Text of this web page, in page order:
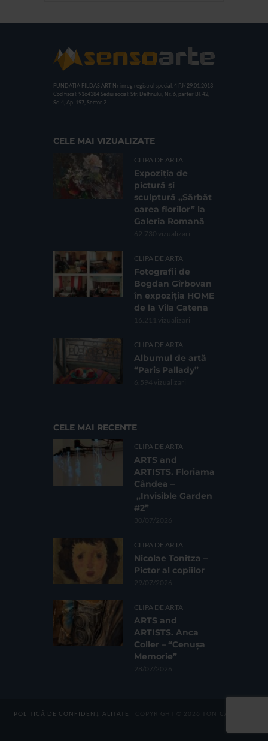
FUNDATIA FILDAS ART Nr inreg registrul special: 4 PJ/ 29.01.2013
Cod fiscal: 9164384 Sediu social: Str. Delfinului, Nr. 6, parter Bl. 42,
Sc. 4, Ap. 197, Sector 2
CELE MAI VIZUALIZATE
CLIPA DE ARTA
Expoziția de
pictură și
sculptură „Sărbăt
oarea florilor” la
Galeria Romană
62.730 vizualizari
CLIPA DE ARTA
Fotografii de
Bogdan Gîrbovan
în expoziția HOME
de la Vila Catena
16.211 vizualizari
CLIPA DE ARTA
Albumul de artă
“Paris Pallady”
6.594 vizualizari
CELE MAI RECENTE
CLIPA DE ARTA
ARTS and
ARTISTS. Floriama
Cândea –
„Invisible Garden
#2”
30/07/2026
CLIPA DE ARTA
Nicolae Tonitza –
Pictor al copiilor
29/07/2026
CLIPA DE ARTA
ARTS and
ARTISTS. Anca
Coller – “Cenușa
Memorie”
28/07/2026
POLITICĂ DE CONFIDENȚIALITATE | COPYRIGHT © 2026 TONICA GROUP